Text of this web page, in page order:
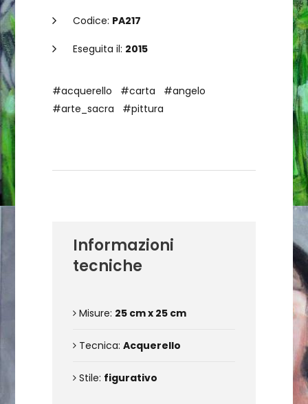
Codice: PA217
Eseguita il: 2015
#acquerello #carta
#angelo
#arte_sacra
#pittura
Informazioni
tecniche
Misure: 25 cm x 25 cm
Tecnica: Acquerello
Stile: figurativo